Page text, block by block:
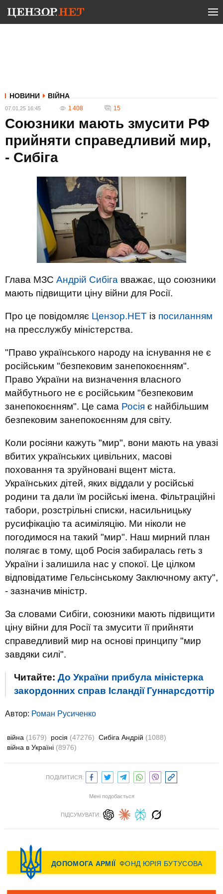
НОВИНИ ВІЙНА
07.01.25 16:45 1 408 15
Союзники мають змусити РФ
прийняти справедливий мир,
- Сибіга
Глава МЗС Андрій Сибіга вважає, що союзники
мають підвищити ціну війни для Росії.
Про це повідомляє Цензор.НЕТ із посиланням
на пресслужбу міністерства.
"Право українського народу на існування не є
російським "безпековим занепокоєнням".
Право України на визначення власного
майбутнього не є російським "безпековим
занепокоєнням". Це сама Росія є найбільшим
безпековим занепокоєнням для світу.
Коли росіяни кажуть "мир", вони мають на увазі
вбитих українських цивільних, масові
поховання та зруйновані вщент міста.
Українських дітей, яких віддали у російські
родини та дали їм російські імена. Фільтраційні
табори, розстрільні списки, насильницьку
русифікацію та асиміляцію. Ми ніколи не
погодимося на такий "мир". Наш мирний план
полягає в тому, щоб Росія забиралась геть з
України і залишила нас у спокої. Це цілком
відповідатиме Гельсінському Заключному акту",
- зазначив міністр.
За словами Сибіги, союзники мають підвищити
ціну війни для Росії та змусити її прийняти
справедливий мир на основі принципу "мир
завдяки силі".
Читайте: До України прибула міністерка
закордонних справ Ісландії Гуннарсдоттір
Автор: Роман Русиченко
війна (1679) росія (47276) Сибіга Андрій (1088)
війна в Україні (8976)
ПОДІЛИТИСЯ:
Мені подобається
ПІДСУМУВАТИ: